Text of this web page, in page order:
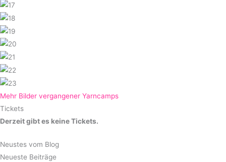
Mehr Bilder vergangener Yarncamps
Tickets
Derzeit gibt es keine Tickets.
Neustes vom Blog
Neueste Beiträge